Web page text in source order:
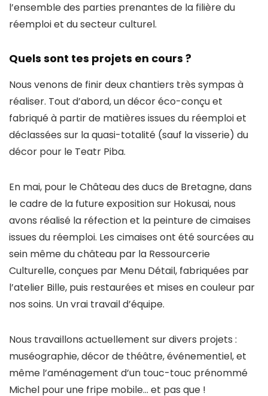
l’ensemble des parties prenantes de la filière du
réemploi et du secteur culturel.
Quels sont tes projets en cours ?
Nous venons de finir deux chantiers très sympas à
réaliser. Tout d’abord, un décor éco-conçu et
fabriqué à partir de matières issues du réemploi et
déclassées sur la quasi-totalité (sauf la visserie) du
décor pour le Teatr Piba.
En mai, pour le Château des ducs de Bretagne, dans
le cadre de la future exposition sur Hokusai, nous
avons réalisé la réfection et la peinture de cimaises
issues du réemploi. Les cimaises ont été sourcées au
sein même du château par la Ressourcerie
Culturelle, conçues par Menu Détail, fabriquées par
l’atelier Bille, puis restaurées et mises en couleur par
nos soins. Un vrai travail d’équipe.
Nous travaillons actuellement sur divers projets :
muséographie, décor de théâtre, événementiel, et
même l’aménagement d’un touc-touc prénommé
Michel pour une fripe mobile… et pas que !